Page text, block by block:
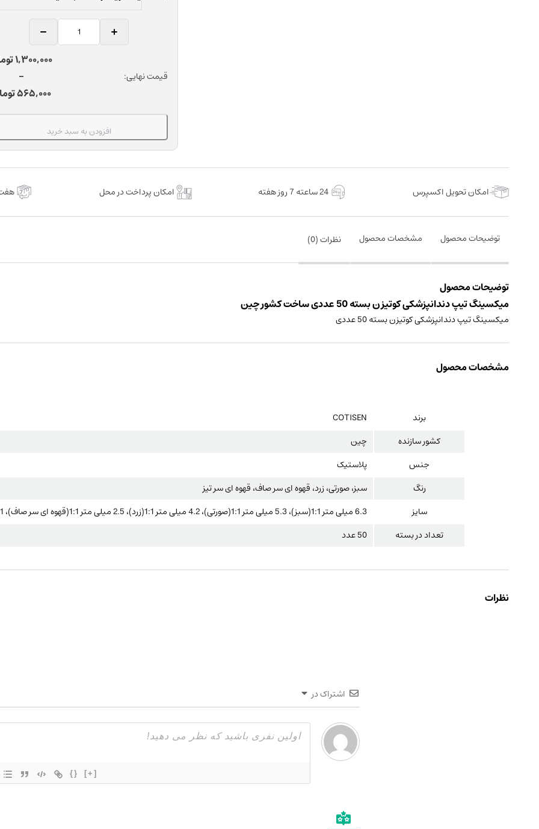
میکسینگ
عددی
قیمت نهایی:
1,300,000
–
565,000
Price
565,000
1,300,000 تومانافزودن به سبد خرید
امکان تحویل اکسپرس 24 ساعته 7 روز هفته امکان پرداخت در محل
توضیحات محصول مشخصات محصول نظرات (0
)
توضیحات محصول
میکسینگ تیپ دندانپزشکی کوتیزن بسته 50 عددی ساخت کشور چین
میکسینگ تیپ دندانپزشکی کوتیزن بسته 50 عددی
مشخصات محصول
برند
COTISEN
کشور سازنده
چین
جنس
پلاستیک
رنگ
سبز، صورتی، زرد، قهوه ای سر صاف، قهوه ای سر تیز
سایز
6.3 میلی متر 1:1(سبز)، 5.3 میلی متر 1:1(صورتی)، 4.2 میلی متر 1:1(زرد)، 2.5 میلی متر 1:1(قهوه ای سر صاف)، 1:1(قهوه ای سر تیز)
تعداد در بسته
50 عدد
نظرات
اشتراک در
{} [+]